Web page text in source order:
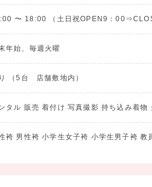
〜 18:00 （土日祝OPEN9：
年始、毎週火曜
（5台 店舗敷地内）
タル 販売 着付け 写真撮影 持ち込み着
袴 男性袴 小学生女子袴 小学生男子袴 教